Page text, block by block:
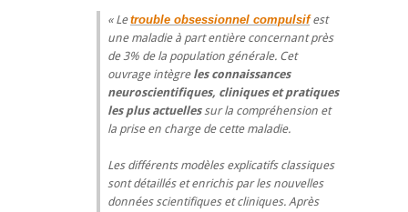
Letrouble obsessionnel compulsifest
une maladie à part entière concernant près
de 3% de la population générale. Cet
ouvrage intègre les connaissances
neuroscientifiques, cliniques et pratiques
les plus actuellessur la compréhension et
la prise en charge de cette maladie.
Les différents modèles explicatifs classiques
sont détaillés et enrichis par les nouvelles
données scientifiques et cliniques. Après